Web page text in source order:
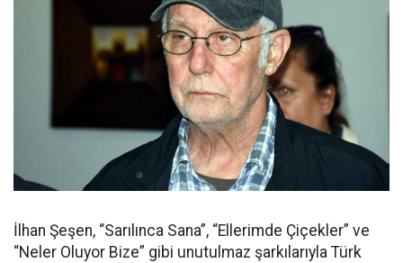
İlhan Şeşen, “Sarılınca Sana”, “Ellerimde Çiçekler” ve
“Neler Oluyor Bize” gibi unutulmaz şarkılarıyla Türk